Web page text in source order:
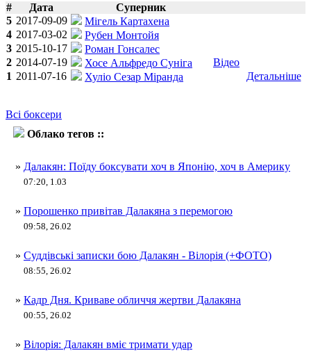
# Дата
Суперник
5 2017-09-09
Мігель Картахена
4 2017-03-02
Рубен Монтойя
3 2015-10-17
Роман Гонсалес
2 2014-07-19 Хосе Альфредо Суніга
Відео
1 2011-07-16 Хуліо Сезар Міранда Детальніше
Всі боксери
Облако тегов ::
» Далакян: Поїду боксувати хоч в Японію, хоч в Америку
07:20, 1.03
» Порошенко привітав Далакяна з перемогою
09:58, 26.02
» Суддівські записки бою Далакян - Вілорія (+ФОТО)
08:55, 26.02
» Кадр Дня. Криваве обличчя жертви Далакяна
00:55, 26.02
» Вілорія: Далакян вміє тримати удар